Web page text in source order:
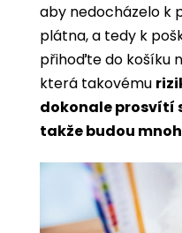
aby nedocházelo k
plátna, a tedy k
přihoďte do košíku
která takovému
dokonale prosvítí
takže budou